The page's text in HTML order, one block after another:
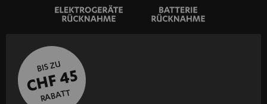
BIS ZU
CHF 45
RABATT